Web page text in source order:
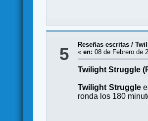
5 Reseñas escritas /
«en: 08 de Febrero de
Twilight Struggle
Twilight Struggle
ronda los 180